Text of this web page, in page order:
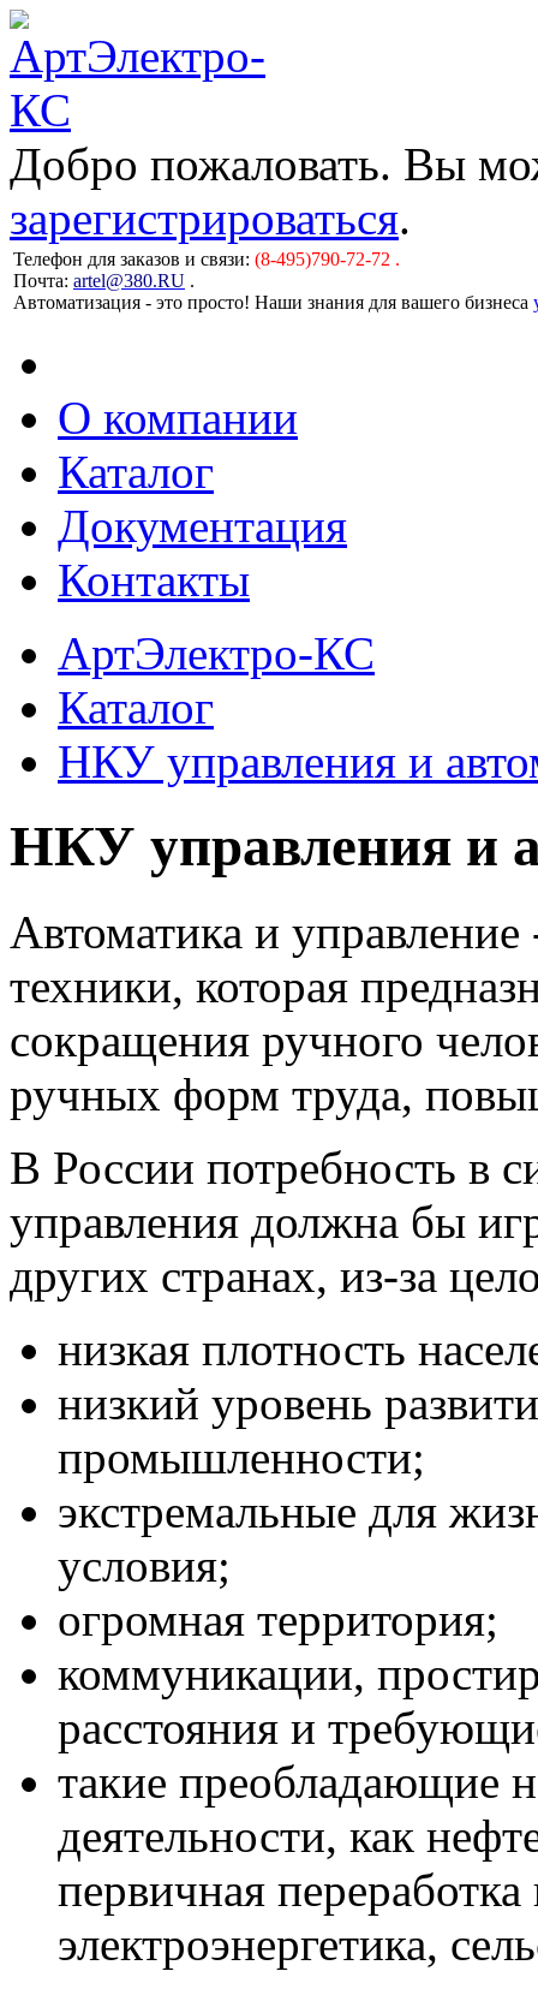
Добро пожаловать. Вы
зарегистрироваться.
Телефон для заказов и связи: (8-495)790-72-72 .
Почта: artel@380.RU .
Автоматизация - это просто! Наши знания для вашего бизнеса
О компании
Каталог
Документация
Контакты
АртЭлектро-КС
Каталог
НКУ управления и
НКУ управления и
Автоматика и
техники, которая
сокращения ручного
ручных форм труда,
В России потребность в
управления должна бы
других странах, из-за
низкая плотность
низкий уровень
промышленности;
экстремальные для
условия;
огромная территория;
коммуникации,
расстояния и
такие преобладающие
деятельности, как
первичная
электроэнергетика,